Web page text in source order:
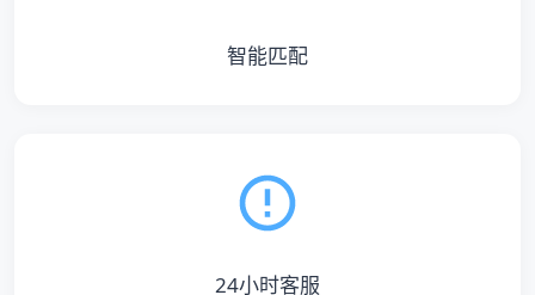
智能匹配
24小时客服